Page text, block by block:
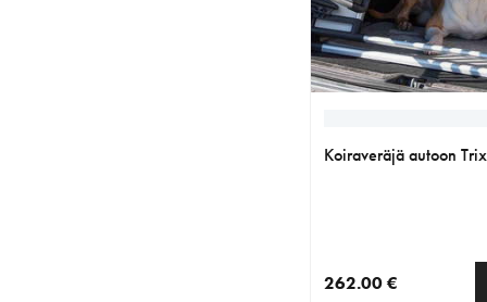
Koiraveräjä autoon
262.00 €